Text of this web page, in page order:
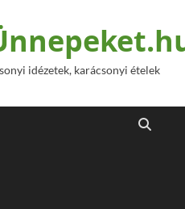
idézetek, karácsonyi ételek